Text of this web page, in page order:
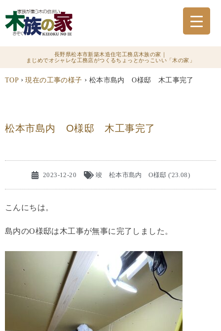
長野県松本市新築木造住宅工務店木族の家｜
まじめでオシャレな工務店がつくるちょっとかっこいい「木の家」
TOP › 現在の工事の様子 › 松本市島内 O様邸 木工事完了
松本市島内 O様邸 木工事完了
2023-12-20 竣 松本市島内 O様邸 ('23.08)
こんにちは。
島内のO様邸は木工事が無事に完了しました。